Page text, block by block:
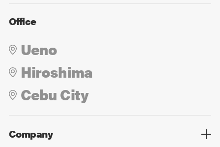
Office
Ueno
Hiroshima
Cebu City
Company